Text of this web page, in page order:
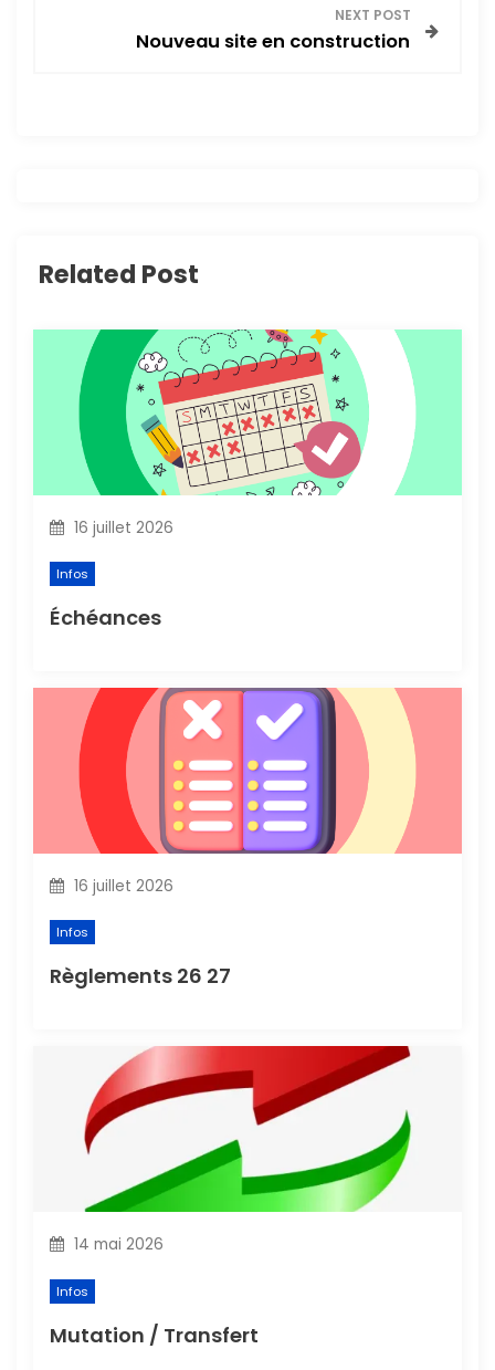
i
l
a
l
e
NEXT POST
Nouveau site en construction
Related Post
16 juillet 2026
Infos
Échéances
16 juillet 2026
Infos
Règlements 26 27
14 mai 2026
Infos
Mutation / Transfert